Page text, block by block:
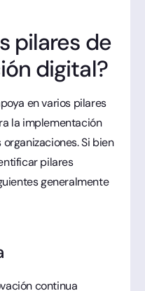
pilares de
digital?
en varios pilares
la implementación
Si bien
pilares
generalmente
continua